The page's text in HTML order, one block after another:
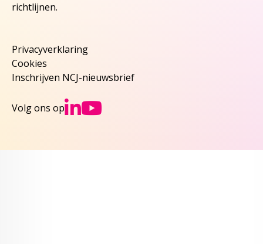
richtlijnen.
Privacyverklaring
Cookies
Inschrijven NCJ-nieuwsbrief
Volg ons op Ga naar NCJs